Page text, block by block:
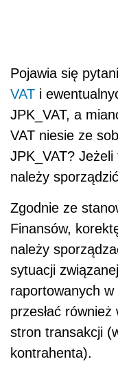
Pojawia się
VAT i
JPK_VAT, a
VAT niesie ze
JPK_VAT?
należy
Zgodnie ze
Finansów,
należy
sytuacji
raportowanych
przesłać
stron transakcji
kontrahenta).